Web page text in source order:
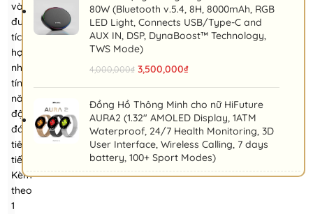
và
được
tích
hợp
nhiều
tính
năng
độc
đáo,
tiên
tiến.
Kèm
theo
1
80W (Bluetooth v.5.4, 8H, 8000mAh, RGB
LED Light, Connects USB/Type-C and
AUX IN, DSP, DynaBoost™ Technology,
TWS Mode)
4,000,000₫ 3,500,000₫
Đồng Hồ Thông Minh cho nữ HiFuture
AURA2 (1.32" AMOLED Display, 1ATM
Waterproof, 24/7 Health Monitoring, 3D
User Interface, Wireless Calling, 7 days
battery, 100+ Sport Modes)